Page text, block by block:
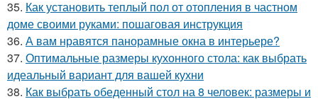
35. Как установить теплый пол от отопления в частном
доме своими руками: пошаговая инструкция
36. А вам нравятся панорамные окна в интерьере?
37. Оптимальные размеры кухонного стола: как выбрать
идеальный вариант для вашей кухни
38. Как выбрать обеденный стол на 8 человек: размеры и